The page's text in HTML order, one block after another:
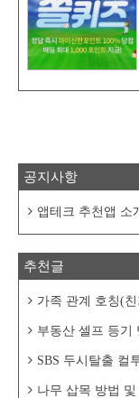
공지사항
앱테크 추천앱 소
추천글
가족 관계 호칭(
부동산 셀프 등기
SBS 두시탈출 컬
나무 삽목 방법